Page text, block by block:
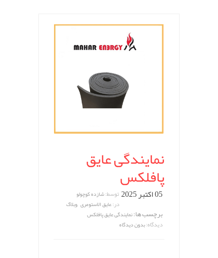
نمایندگی عایق
پافلکس
05 اکتبر 2025 توسط:شازده کوچولو
در:عایق الاستومری ,وبلاگ
برچسب ها:نمایندگی عایق پافلکس
دیدگاه:بدون دیدگاه